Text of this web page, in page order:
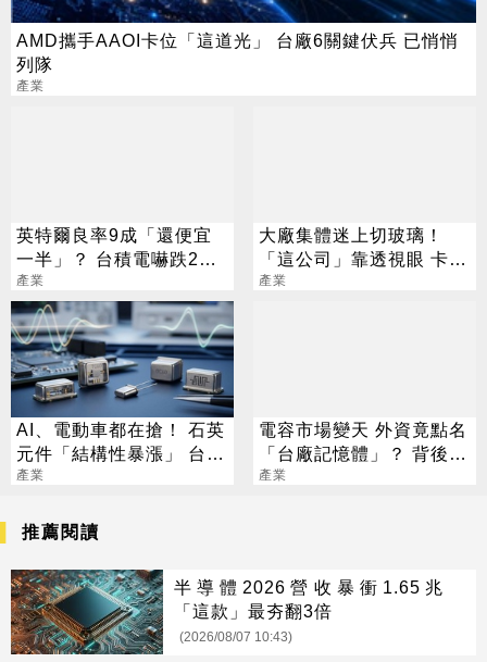
AMD攜手AAOI卡位「這道光」 台廠6關鍵伏兵 已悄悄
列隊
產業
英特爾良率9成「還便宜
一半」？ 台積電嚇跌2%
專家揭數字背後真相
產業
大廠集體迷上切玻璃！
「這公司」靠透視眼 卡位
先進封裝賽道
產業
AI、電動車都在搶！ 石英
元件「結構性暴漲」 台廠
6雄訂單排到明年
產業
電容市場變天 外資竟點名
「台廠記憶體」？ 背後關
鍵法人全說了
產業
推薦閱讀
半導體2026營收暴衝1.65兆
「這款」最夯翻3倍
(2026/08/07 10:43)